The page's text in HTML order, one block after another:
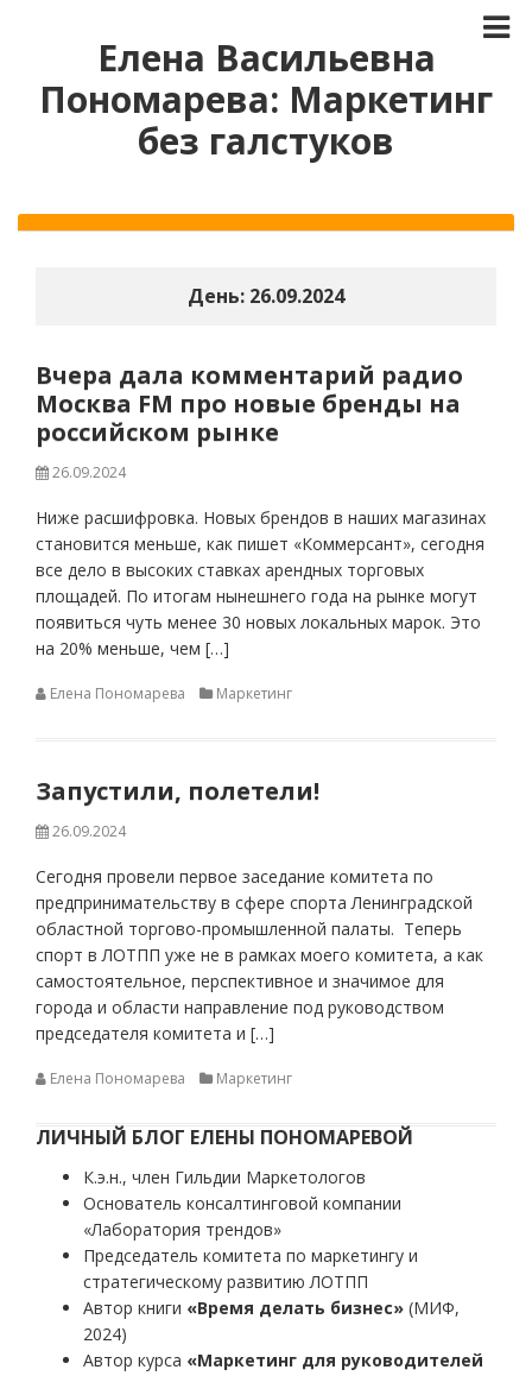
Елена Васильевна
Пономарева: Маркетинг
без галстуков
День: 26.09.2024
Вчера дала комментарий радио
Москва FM про новые бренды на
российском рынке
26.09.2024
Ниже расшифровка. Новых брендов в наших магазинах
становится меньше, как пишет «Коммерсант», сегодня
все дело в высоких ставках арендных торговых
площадей. По итогам нынешнего года на рынке могут
появиться чуть менее 30 новых локальных марок. Это
на 20% меньше, чем […]
Елена Пономарева Маркетинг
Запустили, полетели!
26.09.2024
Сегодня провели первое заседание комитета по
предпринимательству в сфере спорта Ленинградской
областной торгово-промышленной палаты. Теперь
спорт в ЛОТПП уже не в рамках моего комитета, а как
самостоятельное, перспективное и значимое для
города и области направление под руководством
председателя комитета и […]
Елена Пономарева Маркетинг
ЛИЧНЫЙ БЛОГ ЕЛЕНЫ ПОНОМАРЕВОЙ
К.э.н., член Гильдии Маркетологов
Основатель консалтинговой компании
«Лаборатория трендов»
Председатель комитета по маркетингу и
стратегическому развитию ЛОТПП
Автор книги «Время делать бизнес» (МИФ,
2024)
Автор курса «Маркетинг для руководителей